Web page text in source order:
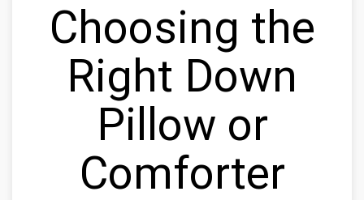
Choosing the
Right Down
Pillow or
Comforter